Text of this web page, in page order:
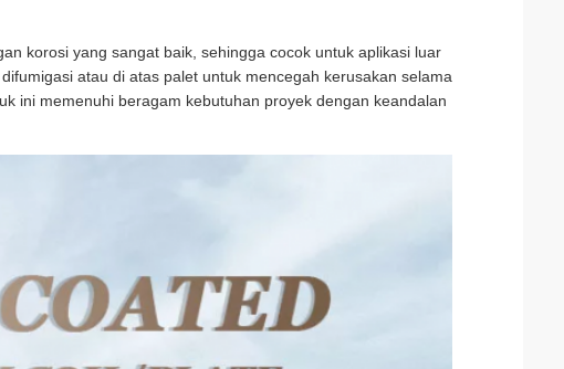
korosi yang sangat baik, sehingga cocok untuk aplikasi luar
atau di atas palet untuk mencegah kerusakan selama
ini memenuhi beragam kebutuhan proyek dengan keandalan